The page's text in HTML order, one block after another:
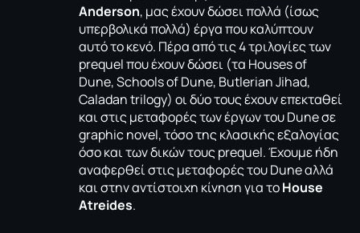
Anderson, μας έχουν δώσει πολλά (ίσως
υπερβολικά πολλά) έργα που καλύπτουν
αυτό το κενό. Πέρα από τις 4 τριλογίες των
prequel που έχουν δώσει (τα Houses of
Dune, Schools of Dune, Butlerian Jihad,
Caladan trilogy) oι δύο τους έχουν επεκταθεί
και στις μεταφορές των έργων του Dune σε
graphic novel, τόσο της κλασικής εξαλογίας
όσο και των δικών τους prequel. Έχουμε ήδη
αναφερθεί στις μεταφορές τουDuneαλλά
και στην αντίστοιχη κίνηση για τοHouse
Atreides.